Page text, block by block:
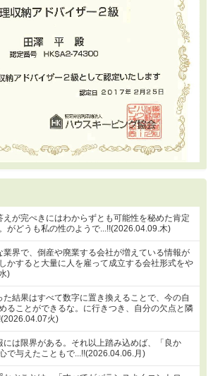
が完ぺきにはわからずとも可能性を秘めた肯定
がどうも私の性のようで...!!(2026.04.09.木)
業界で、倒産や廃業する会社が増えている情報が
かすると大量に人を雇って成立する会社形式をや
)
結果はすべて数字に置き換えることで、今の自
ることができるな。に行きつき、自分の欠点と隣
火)
には限界がある。それ以上踏み込めば、「良か
で与えたこともで...!!(2026.04.06.月)